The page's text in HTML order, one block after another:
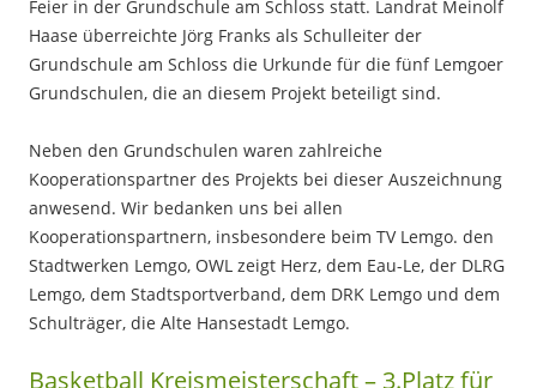
Feier in der Grundschule am Schloss statt. Landrat Meinolf
Haase überreichte Jörg Franks als Schulleiter der
Grundschule am Schloss die Urkunde für die fünf Lemgoer
Grundschulen, die an diesem Projekt beteiligt sind.
Neben den Grundschulen waren zahlreiche
Kooperationspartner des Projekts bei dieser Auszeichnung
anwesend. Wir bedanken uns bei allen
Kooperationspartnern, insbesondere beim TV Lemgo. den
Stadtwerken Lemgo, OWL zeigt Herz, dem Eau-Le, der DLRG
Lemgo, dem Stadtsportverband, dem DRK Lemgo und dem
Schulträger, die Alte Hansestadt Lemgo.
Basketball Kreismeisterschaft – 3.Platz für